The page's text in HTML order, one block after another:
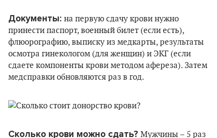
Документы: на первую сдачу крови нужно
принести паспорт, военный билет (если есть),
флюорографию, выписку из медкарты, результаты
осмотра гинекологом (для женщин) и ЭКГ (если
сдаете компоненты крови методом афереза). Затем
медсправки обновляются раз в год.
Сколько крови можно сдать? Мужчины – 5 раз